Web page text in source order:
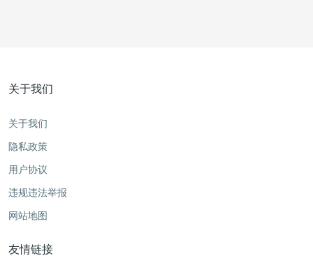
关于我们
关于我们
隐私政策
用户协议
违规违法举报
网站地图
友情链接